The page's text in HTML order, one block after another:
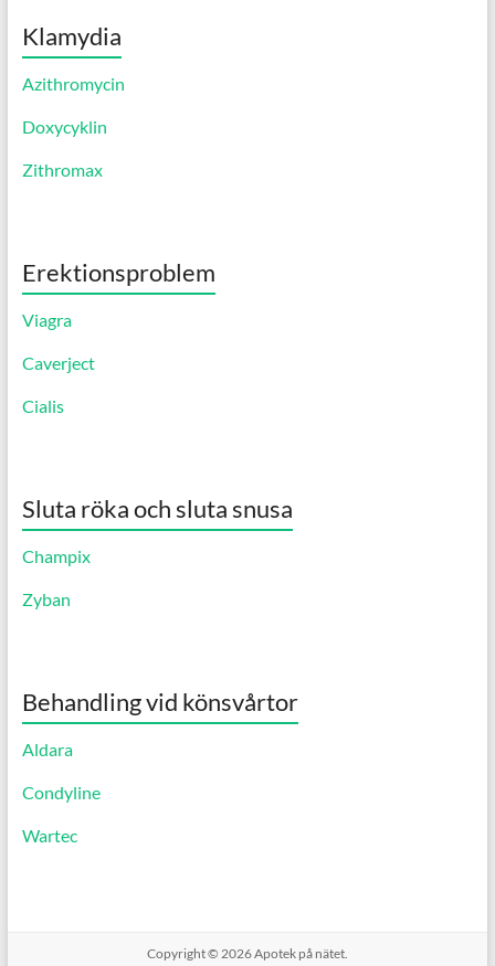
Klamydia
Azithromycin
Doxycyklin
Zithromax
Erektionsproblem
Viagra
Caverject
Cialis
Sluta röka och sluta snusa
Champix
Zyban
Behandling vid könsvårtor
Aldara
Condyline
Wartec
Copyright © 2026Apotek på nätet.